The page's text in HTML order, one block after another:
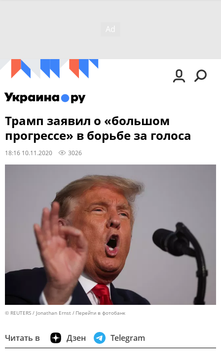
Трамп заявил о «большом
прогрессе» в борьбе за голоса
18:16 10.11.2020 3026
© REUTERS / Jonathan Ernst Перейти в фотобанк
Читать в Дзен Telegram